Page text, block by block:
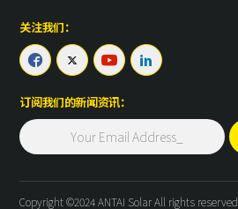
关注我们：
   
订阅我们的新闻资讯：
Copyright ©2024 ANTAI Solar All rights reserved